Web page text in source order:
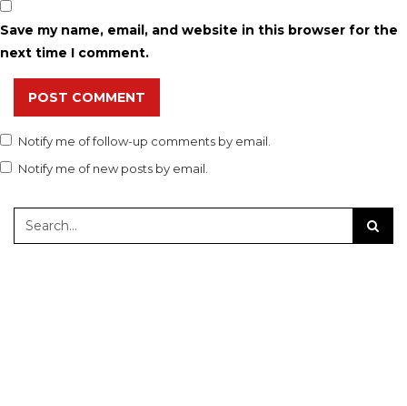
Save my name, email, and website in this browser for the
next time I comment.
POST COMMENT
Notify me of follow-up comments by email.
Notify me of new posts by email.